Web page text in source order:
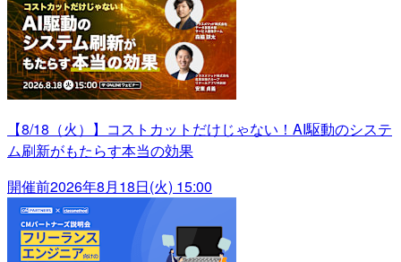
【8/18（火）】コストカットだけじゃない！AI駆動のシステ
ム刷新がもたらす本当の効果
開催前2026年8月18日(火) 15:00